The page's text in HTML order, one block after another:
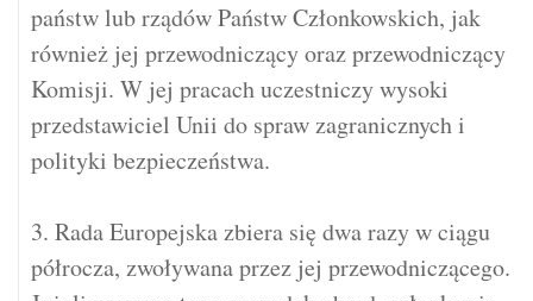
państw lub rządów Państw Członkowskich, jak
również jej przewodniczący oraz przewodniczący
Komisji. W jej pracach uczestniczy wysoki
przedstawiciel Unii do spraw zagranicznych i
polityki bezpieczeństwa.
3. Rada Europejska zbiera się dwa razy w ciągu
półrocza, zwoływana przez jej przewodniczącego.